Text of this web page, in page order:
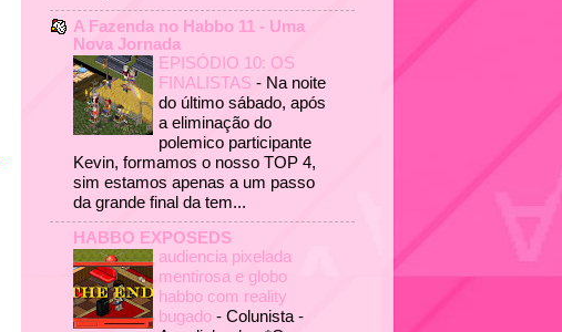
A Fazenda no Habbo 11 - Uma
Nova Jornada
EPISÓDIO 10: OS
FINALISTAS - Na noite
do último sábado, após
a eliminação do
polemico participante
Kevin, formamos o nosso TOP 4,
sim estamos apenas a um passo
da grande final da tem...
HABBO EXPOSEDS
audiencia pixelada
mentirosa e globo
habbo com reality
bugado - Colunista -